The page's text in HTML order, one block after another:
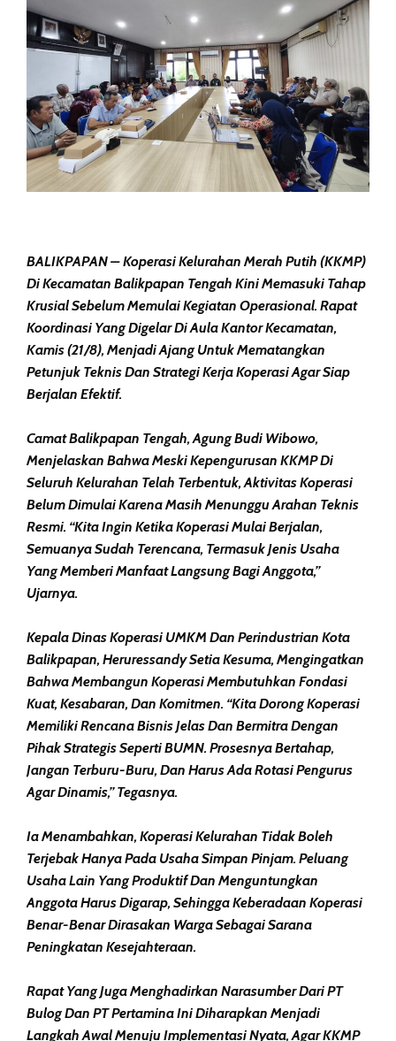
BALIKPAPAN – Koperasi Kelurahan Merah Putih (KKMP)
Di Kecamatan Balikpapan Tengah Kini Memasuki Tahap
Krusial Sebelum Memulai Kegiatan Operasional. Rapat
Koordinasi Yang Digelar Di Aula Kantor Kecamatan,
Kamis (21/8), Menjadi Ajang Untuk Mematangkan
Petunjuk Teknis Dan Strategi Kerja Koperasi Agar Siap
Berjalan Efektif.
Camat Balikpapan Tengah, Agung Budi Wibowo,
Menjelaskan Bahwa Meski Kepengurusan KKMP Di
Seluruh Kelurahan Telah Terbentuk, Aktivitas Koperasi
Belum Dimulai Karena Masih Menunggu Arahan Teknis
Resmi. “Kita Ingin Ketika Koperasi Mulai Berjalan,
Semuanya Sudah Terencana, Termasuk Jenis Usaha
Yang Memberi Manfaat Langsung Bagi Anggota,”
Ujarnya.
Kepala Dinas Koperasi UMKM Dan Perindustrian Kota
Balikpapan, Heruressandy Setia Kesuma, Mengingatkan
Bahwa Membangun Koperasi Membutuhkan Fondasi
Kuat, Kesabaran, Dan Komitmen. “Kita Dorong Koperasi
Memiliki Rencana Bisnis Jelas Dan Bermitra Dengan
Pihak Strategis Seperti BUMN. Prosesnya Bertahap,
Jangan Terburu-Buru, Dan Harus Ada Rotasi Pengurus
Agar Dinamis,” Tegasnya.
Ia Menambahkan, Koperasi Kelurahan Tidak Boleh
Terjebak Hanya Pada Usaha Simpan Pinjam. Peluang
Usaha Lain Yang Produktif Dan Menguntungkan
Anggota Harus Digarap, Sehingga Keberadaan Koperasi
Benar-Benar Dirasakan Warga Sebagai Sarana
Peningkatan Kesejahteraan.
Rapat Yang Juga Menghadirkan Narasumber Dari PT
Bulog Dan PT Pertamina Ini Diharapkan Menjadi
Langkah Awal Menuju Implementasi Nyata, Agar KKMP